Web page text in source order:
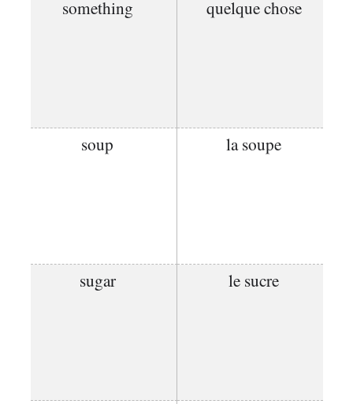
something quelque chose
soup la soupe
sugar le sucre